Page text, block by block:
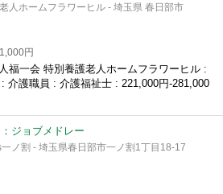
人ホームフラワーヒル - 埼玉県 春日部市
円
福一会 特別養護老人ホームフラワーヒル :
介護職員 : 介護福祉士 : 221,000円-281,000
ジョブメドレー
ノ割 - 埼玉県春日部市一ノ割1丁目18-17